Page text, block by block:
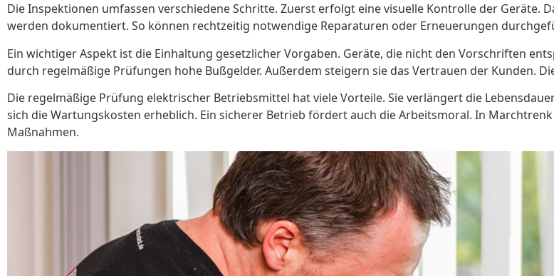
Die Inspektionen umfassen verschiedene Schritte. Zuerst erfolgt eine visuelle Kontrolle der Geräte.
werden dokumentiert. So können rechtzeitig notwendige Reparaturen oder Erneuerungen
Ein wichtiger Aspekt ist die Einhaltung gesetzlicher Vorgaben. Geräte, die nicht den Vorschriften
durch regelmäßige Prüfungen hohe Bußgelder. Außerdem steigern sie das Vertrauen der Kunden.
Die regelmäßige Prüfung elektrischer Betriebsmittel hat viele Vorteile. Sie verlängert die
sich die Wartungskosten erheblich. Ein sicherer Betrieb fördert auch die Arbeitsmoral. In
Maßnahmen.